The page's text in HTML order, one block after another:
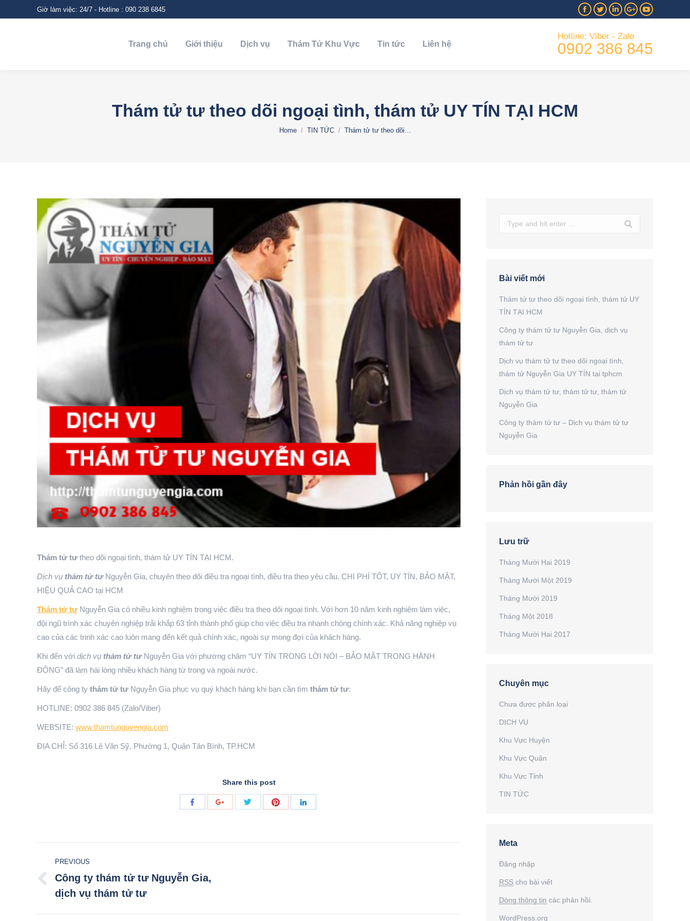
Giờ làm việc: 24/7 - Hotline : 090 238 6845
Facebook
TwitterLinkedinGoogle+YouTube
Trang chủ Giới thiệu Dịch vụ Thám Tử Khu Vực Tin tức Liên hệ
Hotline: Viber - Zalo
0902 386 845
Thám tử tư theo dõi ngoại tình, thám tử UY TÍN TẠI HCM
You are here:
Home TIN TỨC Thám tử tư theo dõi…
Thám tử tư theo dõi ngoại tình, thám tử UY TÍN TẠI HCM.
Dịch vụ thám tử tưNguyễn Gia, chuyên theo dõi điều tra ngoại tình, điều tra theo yêu cầu. CHI PHÍ TỐT, UY TÍN, BẢO MẬT,
HIỆU QUẢ CAO tại HCM
Thám tử tư Nguyễn Gia có nhiều kinh nghiệm trong việc điều tra theo dõi ngoại tình. Với hơn 10 năm kinh nghiệm làm việc,
đội ngũ trình xác chuyên nghiệp trải khắp 63 tỉnh thành phố giúp cho việc điều tra nhanh chóng chính xác. Khả năng nghiệp vụ
cao của các trinh xác cao luôn mang đến kết quả chính xác, ngoài sự mong đợi của khách hàng.
Khi đến với dịch vụ thám tử tưNguyễn Gia với phương châm “UY TÍN TRONG LỜI NÓI – BẢO MẬT TRONG HÀNH
ĐỘNG” đã làm hài lòng nhiều khách hàng từ trong và ngoài nước.
Hãy để công ty thám tử tư Nguyễn Gia phục vụ quý khách hàng khi bạn cần tìm thám tử tư:
HOTLINE: 0902 386 845 (Zalo/Viber)
WEBSITE: www.thamtunguyengia.com
ĐỊA CHỈ: Số 316 Lê Văn Sỹ, Phường 1, Quận Tân Bình, TP.HCM
Share this post
Share
Share
Post
navigation
PREVIOUS
Previous
post:
Công ty thám tử tư Nguyễn Gia,
dịch vụ thám tử tư
Search:
Bài viết mới
Thám tử tư theo dõi ngoại tình, thám tử UY
TÍN TẠI HCM
Công ty thám tử tư Nguyễn Gia, dịch vụ
thám tử tư
Dịch vụ thám tử tư theo dõi ngoại tình,
thám tử Nguyễn Gia UY TÍN tại tphcm
Dịch vụ thám tử tư, thám tử tư, thám tử
Nguyễn Gia
Công ty thám tử tư – Dịch vụ thám tử tư
Nguyễn Gia
Phản hồi gần đây
Lưu trữ
Tháng Mười Hai 2019
Tháng Mười Một 2019
Tháng Mười 2019
Tháng Một 2018
Tháng Mười Hai 2017
Chuyên mục
Chưa được phân loại
DỊCH VỤ
Khu Vực Huyện
Khu Vực Quận
Khu Vực Tỉnh
TIN TỨC
Meta
Đăng nhập
RSS cho bài viết
Dòng thông tin các phản hồi.
WordPress.org
0902 386 845